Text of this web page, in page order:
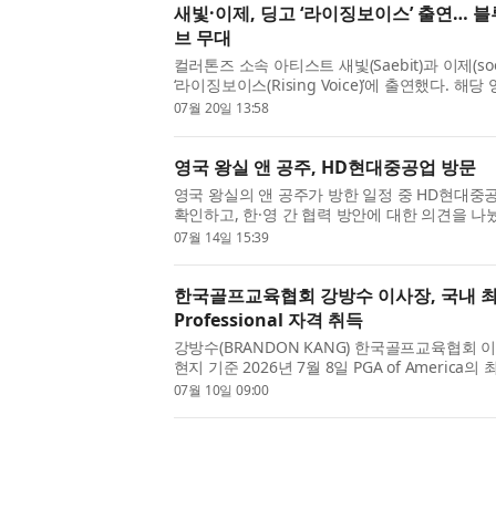
새빛·이제, 딩고 ‘라이징보이스’ 출연…
브 무대
컬러톤즈 소속 아티스트 새빛(Saebit)과 이제
‘라이징보이스(Rising Voice)’에 출연했다. 해
공식 유튜브 채널을 통해 공개됐으며, 두 아티
07월 20일 13:58
영국 왕실 앤 공주, HD현대중공업 방문
영국 왕실의 앤 공주가 방한 일정 중 HD현대중
확인하고, 한·영 간 협력 방안에 대한 의견을 나
영국 앤 공주와 티머시 로런스 경, 콜린 크룩스
07월 14일 15:39
한국골프교육협회 강방수 이사장, 국내
Professional 자격 취득
강방수(BRANDON KANG) 한국골프교육협회
현지 기준 2026년 7월 8일 PGA of America의
Professional’을 취득했다. PGA Master
07월 10일 09:00